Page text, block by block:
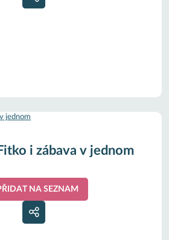
i zábava v jednom
NA SEZNAM